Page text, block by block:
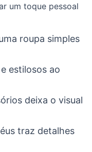
um toque pessoal
roupa simples
estilosos ao
deixa o visual
traz detalhes